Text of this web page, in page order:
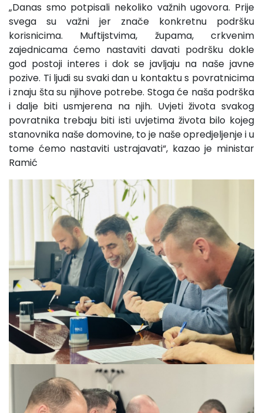
„Danas smo potpisali nekoliko važnih ugovora. Prije
svega su važni jer znače konkretnu podršku
korisnicima. Muftijstvima, župama, crkvenim
zajednicama ćemo nastaviti davati podršku dokle
god postoji interes i dok se javljaju na naše javne
pozive. Ti ljudi su svaki dan u kontaktu s povratnicima
i znaju šta su njihove potrebe. Stoga će naša podrška
i dalje biti usmjerena na njih. Uvjeti života svakog
povratnika trebaju biti isti uvjetima života bilo kojeg
stanovnika naše domovine, to je naše opredjeljenje i u
tome ćemo nastaviti ustrajavati“, kazao je ministar
Ramić